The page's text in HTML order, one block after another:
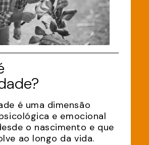
é uma dimensão
e emocional
o nascimento e que
ao longo da vida.